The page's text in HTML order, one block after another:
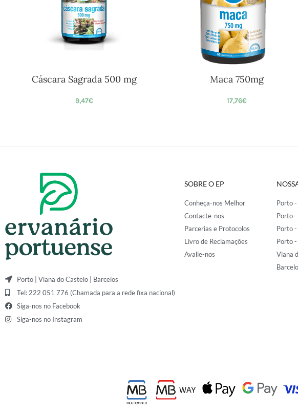
Cáscara Sagrada 500 mg
9,47€
Maca 750mg
17,76€
Porto | Viana do Castelo | Barcelos
Tel: 222 051 776 (Chamada para a rede fixa nacional)
Siga-nos no Facebook
Siga-nos no Instagram
SOBRE O EP
Conheça-nos Melhor
Contacte-nos
Parcerias e Protocolos
Livro de Reclamações
Avalie-nos
Porto
Porto
Porto -
Porto -
Viana